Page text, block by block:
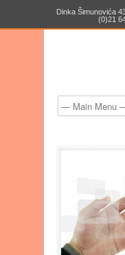
Dinka Šimunovića
(0)21